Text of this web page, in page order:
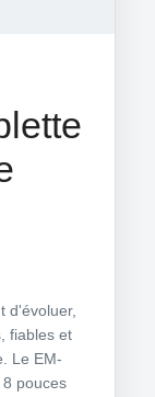
d'évoluer,
fiables et
Le EM-
pouces